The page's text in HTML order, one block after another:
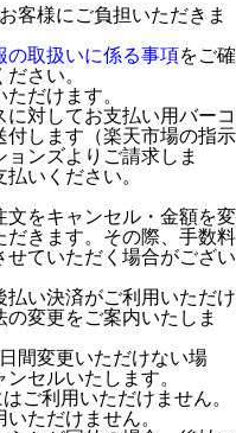
客様にご負担いただきま
の取扱いに係る事項をご確
さい。
だけます。
対してお支払い用バーコ
付します（楽天市場の指示
ンズよりご請求しま
いください。
文をキャンセル・金額を変
きます。その際、手数料
せていただく場合がござい
い決済がご利用いただけ
変更をご案内いたしま
間変更いただけない場
セルいたします。
ご利用いただけません。
ただけません。